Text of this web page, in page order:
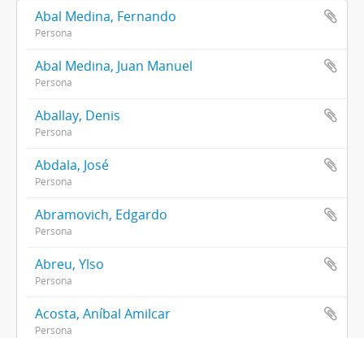
Abal Medina, Fernando
Persona
Abal Medina, Juan Manuel
Persona
Aballay, Denis
Persona
Abdala, José
Persona
Abramovich, Edgardo
Persona
Abreu, Ylso
Persona
Acosta, Aníbal Amilcar
Persona